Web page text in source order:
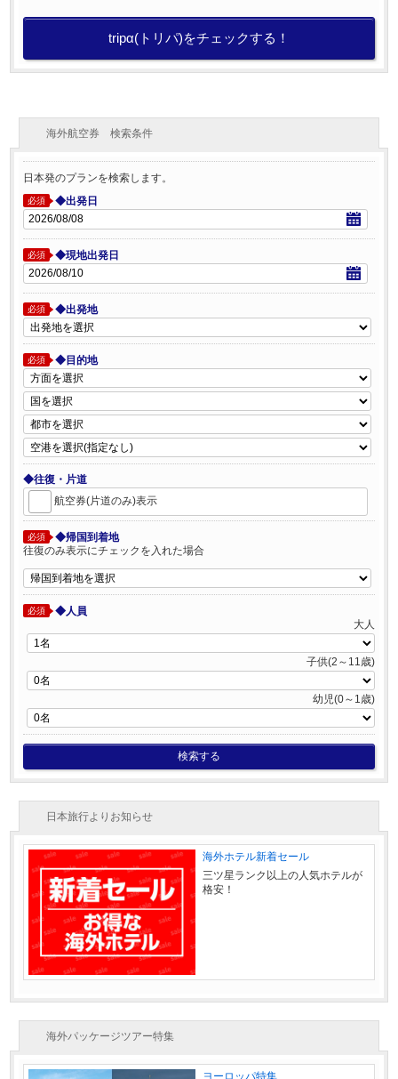
tripα(トリパ)をチェックする！
海外航空券 検索条件
日本発のプランを検索します。
必須 ◆出発日
必須 ◆現地出発日
必須 ◆出発地
必須 ◆目的地
◆往復・片道
航空券(片道のみ)表示
必須
◆帰国到着地
往復のみ表示にチェックを入れた場合
必須
◆人員
大人
子供(2～11歳)
幼児(0～1歳)
検索する
日本旅行よりお知らせ
海外ホテル新着セール
三ツ星ランク以上の人気ホテルが
格安！
海外パッケージツアー特集
ヨーロッパ特集